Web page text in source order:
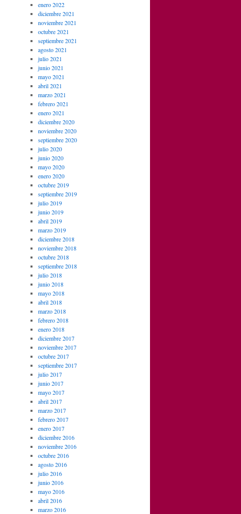
enero 2022
diciembre 2021
noviembre 2021
octubre 2021
septiembre 2021
agosto 2021
julio 2021
junio 2021
mayo 2021
abril 2021
marzo 2021
febrero 2021
enero 2021
diciembre 2020
noviembre 2020
septiembre 2020
julio 2020
junio 2020
mayo 2020
enero 2020
octubre 2019
septiembre 2019
julio 2019
junio 2019
abril 2019
marzo 2019
diciembre 2018
noviembre 2018
octubre 2018
septiembre 2018
julio 2018
junio 2018
mayo 2018
abril 2018
marzo 2018
febrero 2018
enero 2018
diciembre 2017
noviembre 2017
octubre 2017
septiembre 2017
julio 2017
junio 2017
mayo 2017
abril 2017
marzo 2017
febrero 2017
enero 2017
diciembre 2016
noviembre 2016
octubre 2016
agosto 2016
julio 2016
junio 2016
mayo 2016
abril 2016
marzo 2016